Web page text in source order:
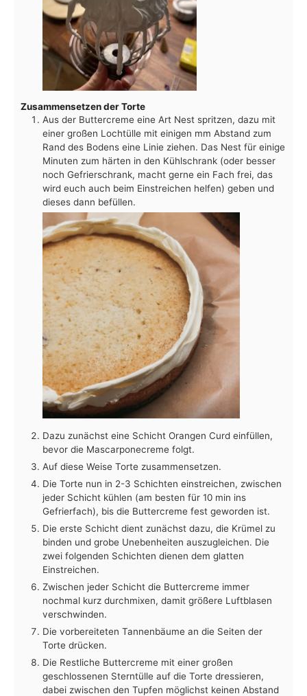
Zusammensetzen der Torte
Aus der Buttercreme eine Art Nest spritzen, dazu mit
einer großen Lochtülle mit einigen mm Abstand zum
Rand des Bodens eine Linie ziehen. Das Nest für einige
Minuten zum härten in den Kühlschrank (oder besser
noch Gefrierschrank, macht gerne ein Fach frei, das
wird euch auch beim Einstreichen helfen) geben und
dieses dann befüllen.
Dazu zunächst eine Schicht Orangen Curd einfüllen,
bevor die Mascarponecreme folgt.
Auf diese Weise Torte zusammensetzen.
Die Torte nun in 2-3 Schichten einstreichen, zwischen
jeder Schicht kühlen (am besten für 10 min ins
Gefrierfach), bis die Buttercreme fest geworden ist.
Die erste Schicht dient zunächst dazu, die Krümel zu
binden und grobe Unebenheiten auszugleichen. Die
zwei folgenden Schichten dienen dem glatten
Einstreichen.
Zwischen jeder Schicht die Buttercreme immer
nochmal kurz durchmixen, damit größere Luftblasen
verschwinden.
Die vorbereiteten Tannenbäume an die Seiten der
Torte drücken.
Die Restliche Buttercreme mit einer großen
geschlossenen Sterntülle auf die Torte dressieren,
dabei zwischen den Tupfen möglichst keinen Abstand